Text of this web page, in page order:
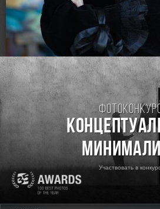
Loading...
RSS
Участвовать в